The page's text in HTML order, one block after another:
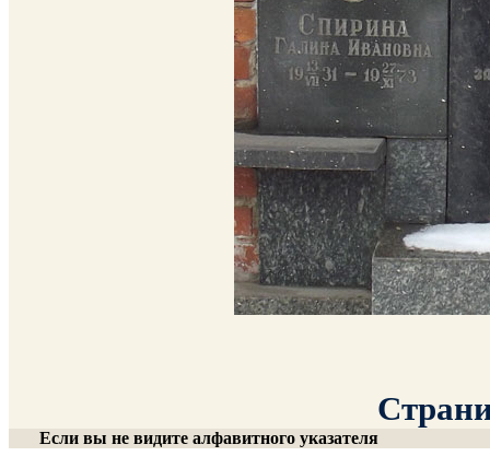
Если вы не видите алфавитного указателя